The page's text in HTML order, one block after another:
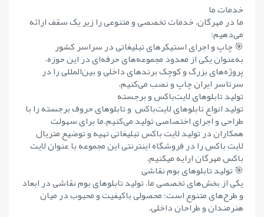
خدمات ما
ما در مهرگان، خدمات تخصصی و متنوعی را زیر یک سقف ارائه
می‌دهیم:
🎯 چاپ و اجرای استیکرهای تبلیغاتی در سراسر کشور
به‌عنوان یکی از معدود مجموعه‌های حرفه‌ای در این حوزه،
پروژه‌های بزرگ و کوچک برندهای داخلی و بین‌المللی را در
سرتاسر ایران چاپ و نصب می‌کنیم.
تولید تابلوهای لایت‌باکس و برجسته
تولید انواع تابلوهای لایت‌باکس و تابلوهای حروف برجسته را با
طراحی و اجرای اختصاصی تولید می‌کنیم.ما برای سهولت
همکاران در تولید لایت باکس تبلیغاتی تهیه و توضیع متریال
لایت باکس را در فروشگاه اینترنتی این مجموعه با عنوان لایت
باکس مهرگان ارایه میکنیم.
🎯 تولید تابلوهای بوم نقاشی
یکی از بخش‌های تخصصی ما، تولید تابلوهای بوم نقاشی در ابعاد
و طرح‌های متنوع است؛ محصولی باکیفیت و محبوب در میان
هنرمندان و طراحان داخلی.